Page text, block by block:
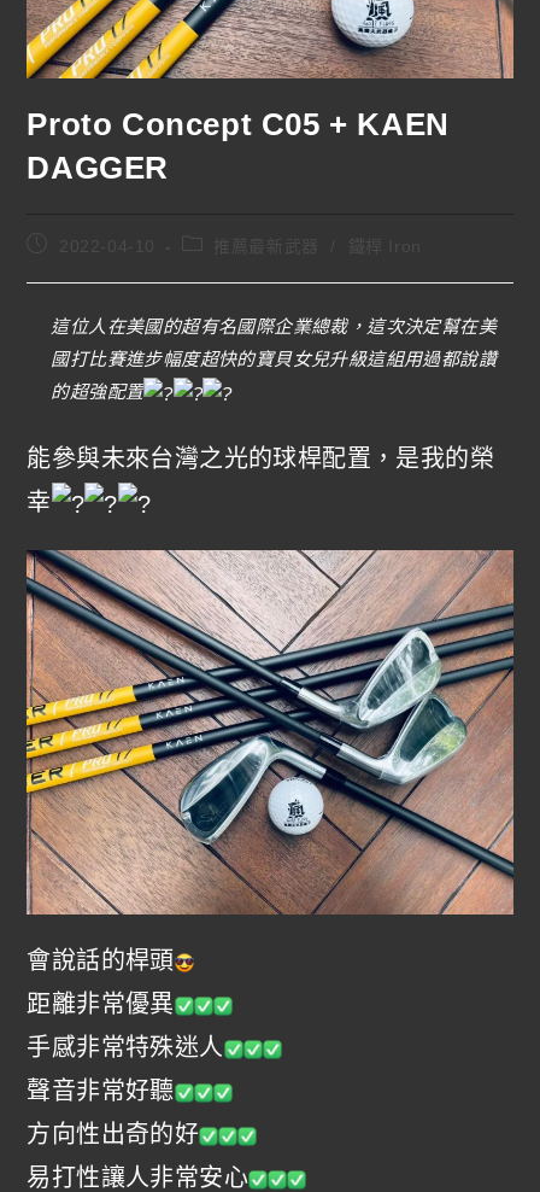
Proto Concept C05 + KAEN
DAGGER
鐵桿 Iron
這位人在美國的超有名國際企業總裁，這次決定幫在美
國打比賽進步幅度超快的寶貝女兒升級這組用過都說讚
的超強配置
能參與未來台灣之光的球桿配置，是我的榮
幸
會說話的桿頭
距離非常優異
手感非常特殊迷人
聲音非常好聽
方向性出奇的好
易打性讓人非常安心